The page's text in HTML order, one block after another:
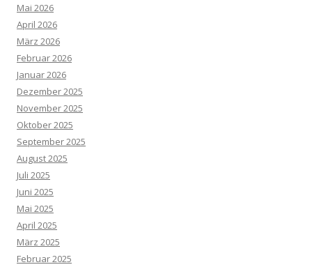
Mai 2026
April 2026
März 2026
Februar 2026
Januar 2026
Dezember 2025
November 2025
Oktober 2025
September 2025
August 2025
Juli 2025
Juni 2025
Mai 2025
April 2025
März 2025
Februar 2025